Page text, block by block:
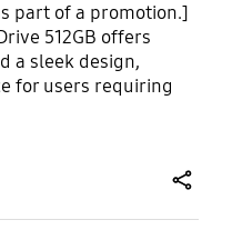
part of a promotion.]
512GB offers
a sleek design,
for users requiring
read and write
file transfer
versions. Its durable
against physical